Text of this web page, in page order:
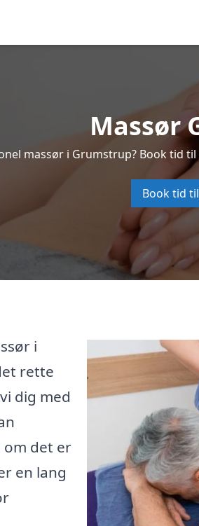
Massør
massør i Grumstrup? Book tid
Book tid
i
rette
dig med
om det er
en lang